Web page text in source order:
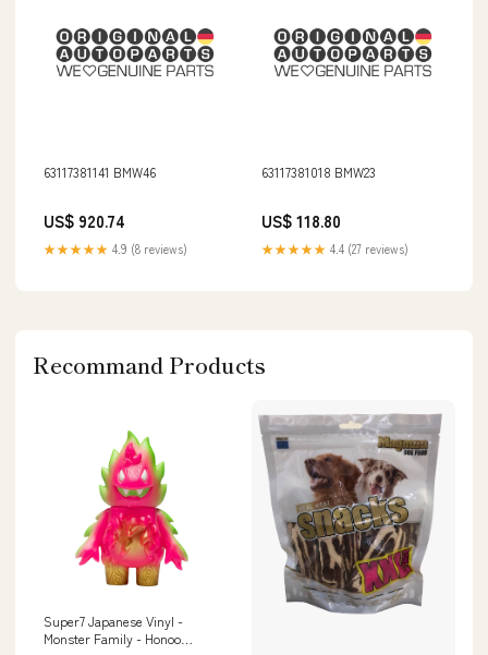
63117381141 BMW46
US$ 920.74
★★★★★ 4.9 (8 reviews)
63117381018 BMW23
US$ 118.80
★★★★★ 4.4 (27 reviews)
Recommand Products
Super7 Japanese Vinyl -
Monster Family - Honoo